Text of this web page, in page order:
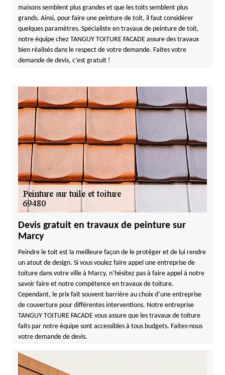
maisons semblent plus grandes et que les toits semblent plus
grands. Ainsi, pour faire une peinture de toit, il faut considérer
quelques paramètres. Spécialiste en travaux de peinture de toit,
notre équipe chez TANGUY TOITURE FACADE assure des travaux
bien réalisés dans le respect de votre demande. Faites votre
demande de devis, c’est gratuit !
Devis gratuit en travaux de peinture sur
Marcy
Peindre le toit est la meilleure façon de le protéger et de lui rendre
un atout de design. Si vous voulez faire appel une entreprise de
toiture dans votre ville à Marcy, n’hésitez pas à faire appel à notre
savoir faire et notre compétence en travaux de toiture.
Cependant, le prix fait souvent barrière au choix d’une entreprise
de couverture pour différentes interventions. Notre entreprise
TANGUY TOITURE FACADE vous assure que les travaux de toiture
faits par notre équipe sont accessibles à tous budgets. Faites-nous
votre demande de devis.